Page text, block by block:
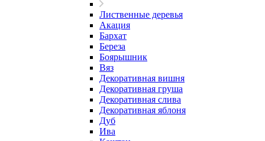
Лиственные деревья
Акация
Бархат
Береза
Боярышник
Вяз
Декоративная вишня
Декоративная груша
Декоративная слива
Декоративная яблоня
Дуб
Ива